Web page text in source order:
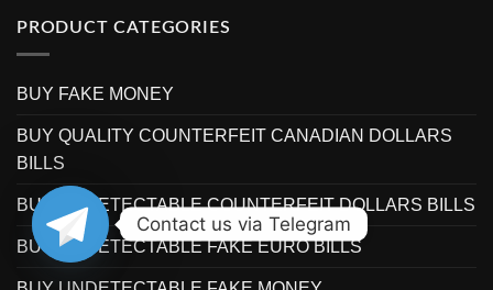
PRODUCT CATEGORIES
BUY FAKE MONEY
BUY QUALITY COUNTERFEIT CANADIAN DOLLARS
BILLS
BUY UNDETECTABLE COUNTERFEIT DOLLARS BILLS
BUY UNDETECTABLE FAKE EURO BILLS
Contact us via Telegram